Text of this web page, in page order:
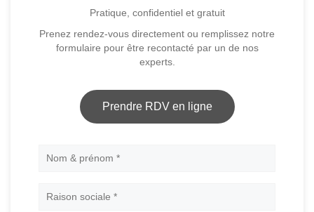
Pratique, confidentiel et gratuit
Prenez rendez-vous directement ou remplissez notre
formulaire pour être recontacté par un de nos
experts.
Prendre RDV en ligne
Nom